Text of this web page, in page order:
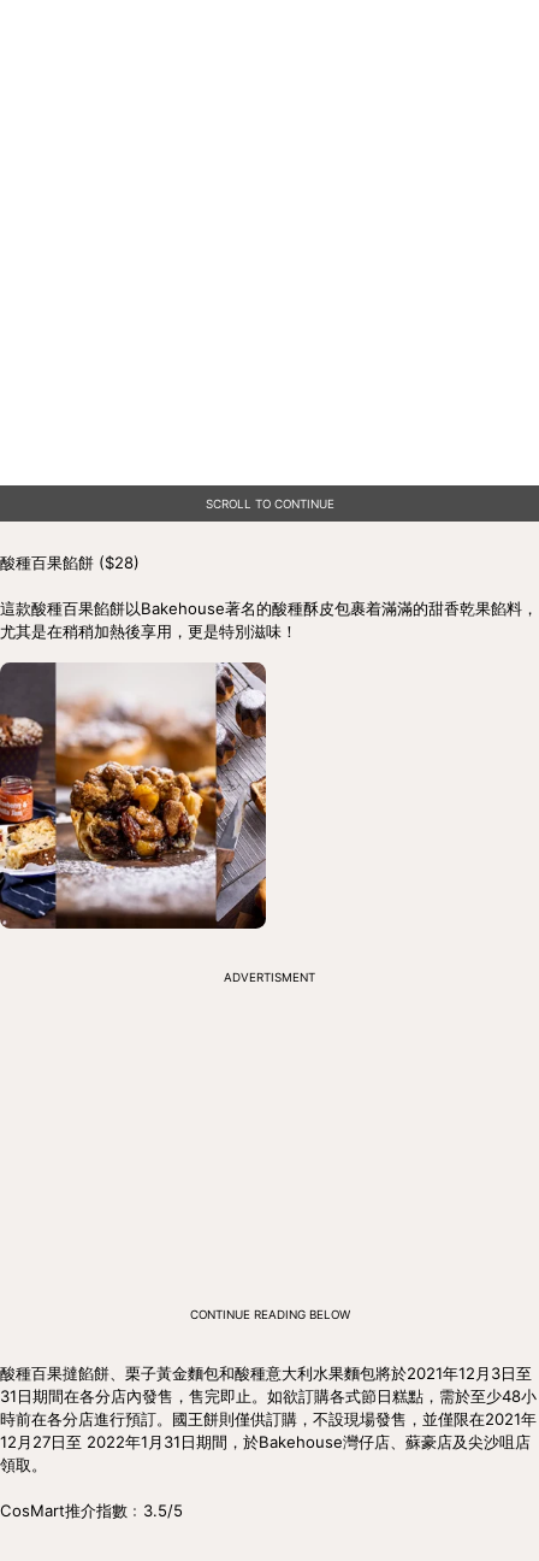
SCROLL TO CONTINUE
酸種百果餡餅 ($28)
這款酸種百果餡餅以Bakehouse著名的酸種酥皮包裹着滿滿的甜香乾果餡料，
尤其是在稍稍加熱後享用，更是特別滋味！
ADVERTISMENT
CONTINUE READING BELOW
酸種百果撻餡餅、栗子黃金麵包和酸種意大利水果麵包將於2021年12月3日至
31日期間在各分店內發售，售完即止。如欲訂購各式節日糕點，需於至少48小
時前在各分店進行預訂。國王餅則僅供訂購，不設現場發售，並僅限在2021年
12月27日至 2022年1月31日期間，於Bakehouse灣仔店、蘇豪店及尖沙咀店
領取。
CosMart推介指數﹕3.5/5